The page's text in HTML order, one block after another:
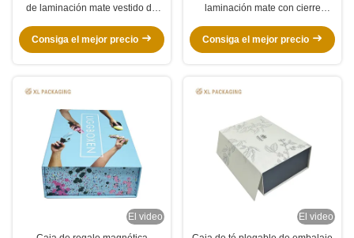
de laminación mate vestido de
magnético
Consiga el mejor precio
laminación mate con cierre
papel de arte de 157 gramos +
Consiga el mejor precio
El video
El video